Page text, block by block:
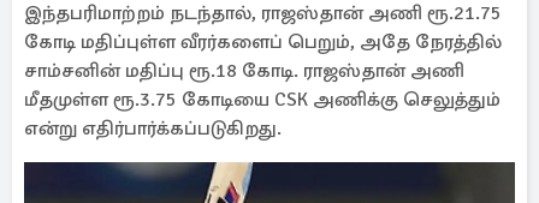
இந்தபரிமாற்றம் நடந்தால், ராஜஸ்தான் அணி ரூ.21.75
கோடி மதிப்புள்ள வீரர்களைப் பெறும், அதே நேரத்தில்
சாம்சனின் மதிப்பு ரூ.18 கோடி. ராஜஸ்தான் அணி
மீதமுள்ள ரூ.3.75 கோடியை CSK அணிக்கு செலுத்தும்
என்று எதிர்பார்க்கப்படுகிறது.